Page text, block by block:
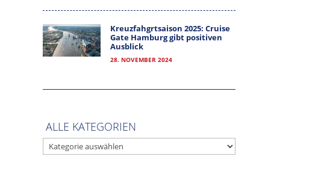
Kreuzfahgrtsaison 2025: Cruise
Gate Hamburg gibt positiven
Ausblick
28. NOVEMBER 2024
ALLE KATEGORIEN
ALLE
KATEGORIEN